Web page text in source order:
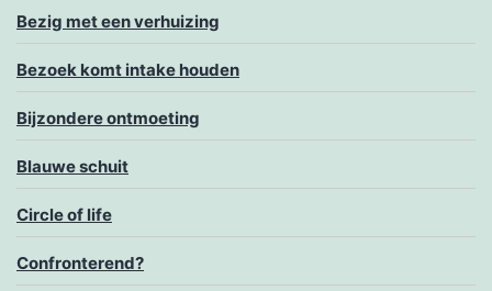
Bezig met een verhuizing
Bezoek komt intake houden
Bijzondere ontmoeting
Blauwe schuit
Circle of life
Confronterend?